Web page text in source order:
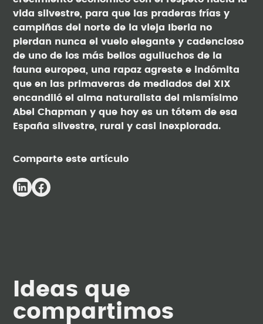
Comparte este artículo
vida silvestre, para que las praderas frías y
campiñas del norte de la vieja Iberia no
pierdan nunca el vuelo elegante y cadencioso
de uno de los más bellos aguiluchos de la
fauna europea, una rapaz agreste e indómita
que en las primaveras de mediados del XIX
encandiló el alma naturalista del mismísimo
Abel Chapman y que hoy es un tótem de esa
España silvestre, rural y casi inexplorada.
Ideas que
compartimos